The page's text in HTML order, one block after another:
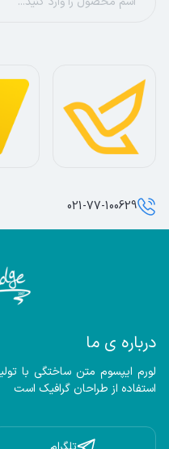
درباره ی ما
استفاده از طراحان گرافیک است
021-77-100629